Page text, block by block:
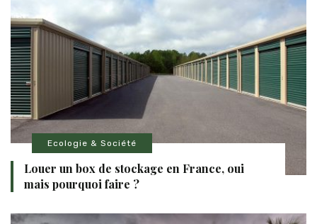
Ecologie & Société
Louer un box de stockage en France, oui
mais pourquoi faire ?